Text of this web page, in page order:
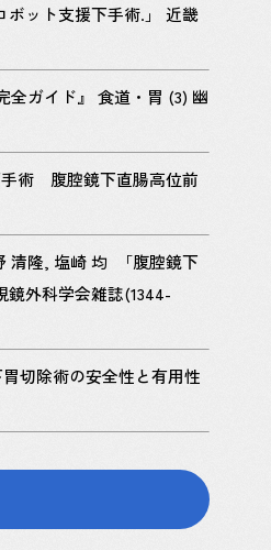
ット支援下手術.」 近畿
全ガイド』 食道・胃 (3) 幽
手術 腹腔鏡下直腸高位前
清隆, 塩崎 均 「腹腔鏡下
外科学会雑誌(1344-
切除術の安全性と有用性